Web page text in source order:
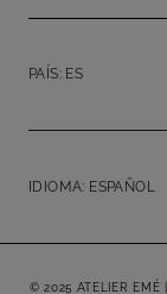
PAÍS: ES
IDIOMA: ESPAÑOL
© 2025 ATELIER